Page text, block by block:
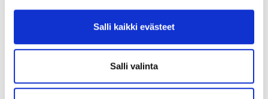
Salli kaikki evästeet
Salli valinta
ESIINTYJIEN ILMOITTAUTUMINEN
Esiintyjien ilmoittautuminen ja pukuhuoneet ovat
Urheiluhallin pohjakerroksessa. Ilmoittautumisen jälkeen
esiintyjät ja alle 6-vuotiaiden huoltajat, joilla on
huoltajalippu, pääsevät kulkemaan pukuhuoneeseen.